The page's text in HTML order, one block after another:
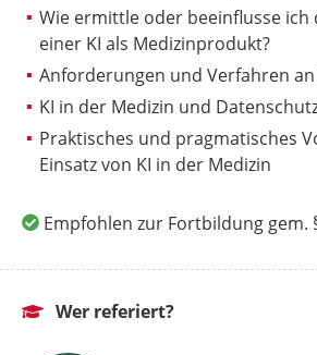
Wie ermittle oder beeinflusse ich
einer KI als Medizinprodukt?
Anforderungen und Verfahren an
KI in der Medizin und
Praktisches und pragmatisches
Einsatz von KI in der Medizin
Empfohlen zur Fortbildung gem.
Wer referiert?